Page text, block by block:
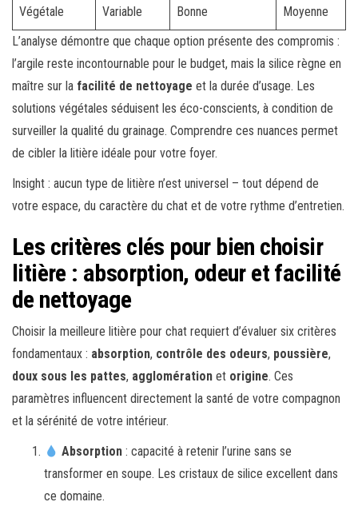
Végétale Variable Bonne
Moyenne
L’analyse démontre que chaque option présente des compromis :
l’argile reste incontournable pour le budget, mais la silice règne en
maître sur la facilité de nettoyage et la durée d’usage. Les
solutions végétales séduisent les éco-conscients, à condition de
surveiller la qualité du grainage. Comprendre ces nuances permet
de cibler la litière idéale pour votre foyer.
Insight : aucun type de litière n’est universel – tout dépend de
votre espace, du caractère du chat et de votre rythme d’entretien.
Les critères clés pour bien choisir
litière : absorption, odeur et facilité
de nettoyage
Choisir la meilleure litière pour chat requiert d’évaluer six critères
fondamentaux : absorption, contrôle des odeurs, poussière,
doux sous les pattes, agglomération et origine. Ces
paramètres influencent directement la santé de votre compagnon
et la sérénité de votre intérieur.
Absorption : capacité à retenir l’urine sans se
transformer en soupe. Les cristaux de silice excellent dans
ce domaine.